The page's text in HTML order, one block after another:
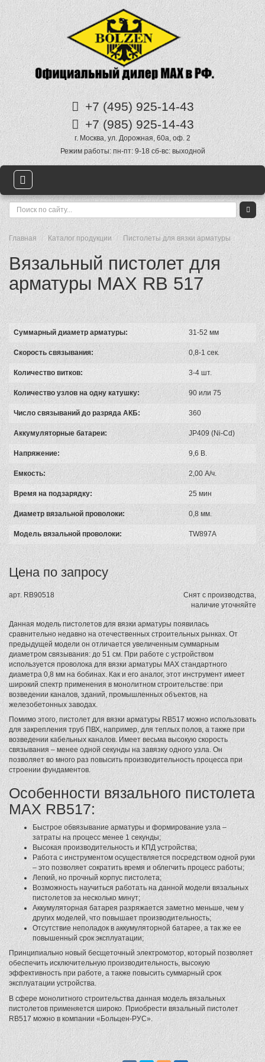
+7 (495) 925-14-43
+7 (985) 925-14-43
г. Москва, ул. Дорожная, 60а, оф. 2
Режим работы: пн-пт: 9-18 сб-вс: выходной
Главная Каталог продукции Пистолеты для вязки арматуры
Вязальный пистолет для
арматуры MAX RB 517
Суммарный диаметр арматуры: 31-52 мм
Скорость связывания: 0,8-1 сек.
Количество витков: 3-4 шт.
Количество узлов на одну катушку: 90 или 75
Число связываний до разряда АКБ: 360
Аккумуляторные батареи: JP409 (Ni-Cd)
Напряжение: 9,6 В.
Емкость: 2,00 А/ч.
Время на подзарядку: 25 мин
Диаметр вязальной проволоки: 0,8 мм.
Модель вязальной проволоки: TW897А
Цена по запросу
арт. RB90518
Снят с производства,
наличие уточняйте
Данная модель пистолетов для вязки арматуры появилась
сравнительно недавно на отечественных строительных рынках. От
предыдущей модели он отличается увеличенным суммарным
диаметром связывания: до 51 см. При работе с устройством
используется проволока для вязки арматуры MAX стандартного
диаметра 0,8 мм на бобинах. Как и его аналог, этот инструмент имеет
широкий спектр применения в монолитном строительстве: при
возведении каналов, зданий, промышленных объектов, на
железобетонных заводах.
Помимо этого, пистолет для вязки арматуры RB517 можно использовать
для закрепления труб ПВХ, например, для теплых полов, а также при
возведении кабельных каналов. Имеет весьма высокую скорость
связывания – менее одной секунды на завязку одного узла. Он
позволяет во много раз повысить производительность процесса при
строении фундаментов.
Особенности вязального пистолета
MAX RB517:
Быстрое обвязывание арматуры и формирование узла –
затраты на процесс менее 1 секунды;
Высокая производительность и КПД устройства;
Работа с инструментом осуществляется посредством одной руки
– это позволяет сократить время и облегчить процесс работы;
Легкий, но прочный корпус пистолета;
Возможность научиться работать на данной модели вязальных
пистолетов за несколько минут;
Аккумуляторная батарея разряжается заметно меньше, чем у
других моделей, что повышает производительность;
Отсутствие неполадок в аккумуляторной батарее, а так же ее
повышенный срок эксплуатации;
Принципиально новый бесщеточный электромотор, который позволяет
обеспечить исключительную производительность, высокую
эффективность при работе, а также повысить суммарный срок
эксплуатации устройства.
В сфере монолитного строительства данная модель вязальных
пистолетов применяется широко. Приобрести вязальный пистолет
RB517 можно в компании «Больцен-РУС».